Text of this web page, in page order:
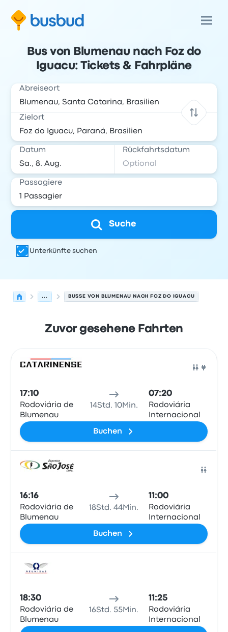
Bus von Blumenau nach Foz do
Iguacu: Tickets & Fahrpläne
Abreiseort
Zielort
Datum Rückfahrtsdatum
Passagiere
Suche
Unterkünfte suchen
... BUSSE VON BLUMENAU NACH FOZ DO IGUACU
Zuvor gesehene Fahrten
17:10
Rodoviária de
Blumenau
14Std. 10Min.
07:20
Rodoviária
Internacional
Buchen
16:16
Rodoviária de
Blumenau
18Std. 44Min.
11:00
Rodoviária
Internacional
Buchen
18:30
Rodoviária de
Blumenau
16Std. 55Min.
11:25
Rodoviária
Internacional